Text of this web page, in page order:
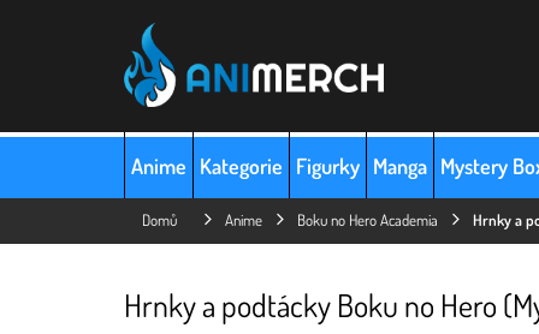
Anime Kategorie Figurky Manga Mystery
Domů Anime Boku no Hero Academia Hrnky a
Hrnky a podtácky Boku no Hero